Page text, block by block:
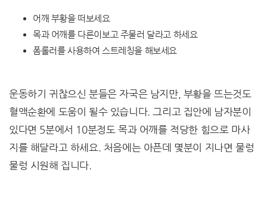
어깨 부황을 떠보세요
목과 어깨를 다른이보고 주물러 달라고 하세요
폼롤러를 사용하여 스트레칭을 해보세요
운동하기 귀찮으신 분들은 자국은 남지만, 부황을 뜨는것도
혈액순환에 도움이 될수 있습니다. 그리고 집안에 남자분이
있다면 5분에서 10분정도 목과 어깨를 적당한 힘으로 마사
지를 해달라고 하세요. 처음에는 아픈데 몇분이 지나면 물렁
물렁 시원해 집니다.